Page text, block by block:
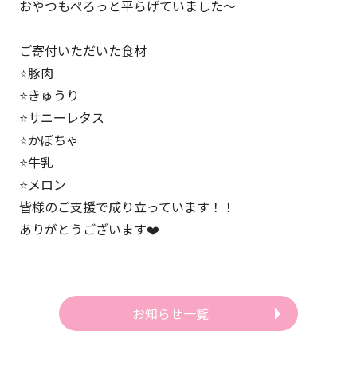
おやつもぺろっと平らげていました〜
ご寄付いただいた食材
⭐️豚肉
⭐️きゅうり
⭐️サニーレタス
⭐️かぼちゃ
⭐️牛乳
⭐️メロン
皆様のご支援で成り立っています！！
ありがとうございます❤️
お知らせ一覧